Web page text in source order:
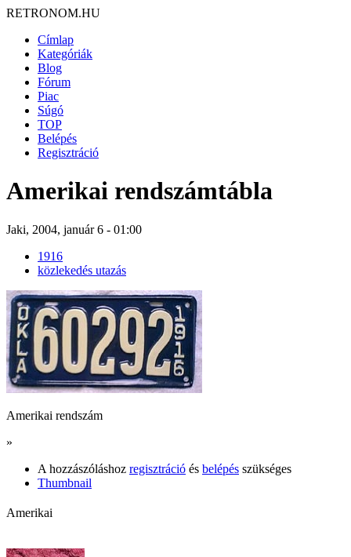
RETRONOM.HU
Címlap
Kategóriák
Blog
Fórum
Piac
Súgó
TOP
Belépés
Regisztráció
Amerikai rendszámtábla
Jaki, 2004, január 6 - 01:00
1916
közlekedés utazás
Amerikai rendszám
»
A hozzászóláshoz regisztráció és belépés szükséges
Thumbnail
Amerikai